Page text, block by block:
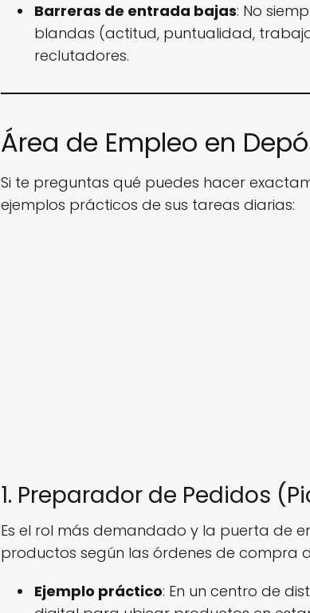
Barreras de entrada bajas: No
blandas (actitud, puntualidad,
reclutadores.
Área de Empleo en
Si te preguntas qué puedes hacer
ejemplos prácticos de sus tareas diarias:
1. Preparador de Pedidos
Es el rol más demandado y la puerta de
productos según las órdenes de compra
Ejemplo práctico: En un centro de